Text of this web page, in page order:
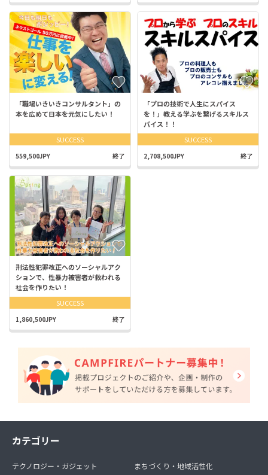
「職場いきいきコンサルタント」の
本を広めて日本を元気にしたい！
SUCCESS
559,500JPY 終了
「プロの技術で人生にスパイス
を！」教える学ぶを繋げるスキルス
パイス！！
SUCCESS
2,708,500JPY 終了
刑法性犯罪改正へのソーシャルアク
ションで、性暴力被害者が救われる
社会を作りたい！
SUCCESS
1,860,500JPY 終了
カテゴリー
テクノロジー・ガジェット
まちづくり・地域活性化